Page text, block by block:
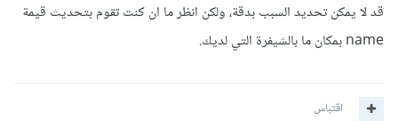
قد لا يمكن تحديد السبب بدقة، ولكن انظر ما ان كنت تقوم بتحديث قيمة
name بمكان ما بالشيفرة التي لديك.
اقتباس